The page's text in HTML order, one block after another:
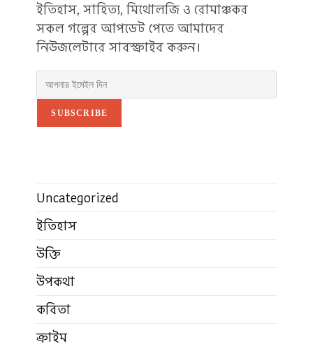
ইতিহাস, সাহিত্য, মিথোলজি ও রোমাঞ্চকর
সকল গল্পের আপডেট পেতে আমাদের
নিউজলেটারে সাবস্ক্রাইব করুন।
SUBSCRIBE
Uncategorized
ইতিহাস
উক্তি
উপকথা
কবিতা
ক্রাইম